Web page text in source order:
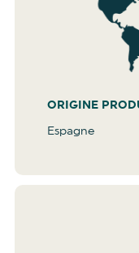
ORIGINE
Espagne